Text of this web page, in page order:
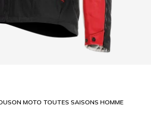
MOTO TOUTES SAISONS HOMME